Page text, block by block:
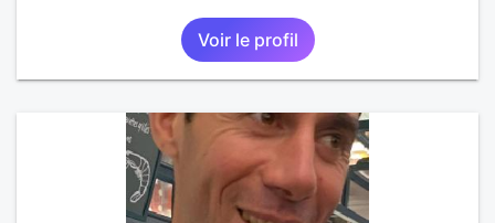
Voir le profil